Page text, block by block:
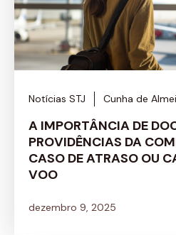
Notícias STJ Cunha de
A IMPORTÂNCIA DE
PROVIDÊNCIAS DA
CASO DE ATRASO OU
VOO
dezembro 9, 2025